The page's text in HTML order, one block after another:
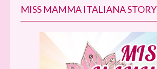
MISS MAMMA ITALIANA STORY